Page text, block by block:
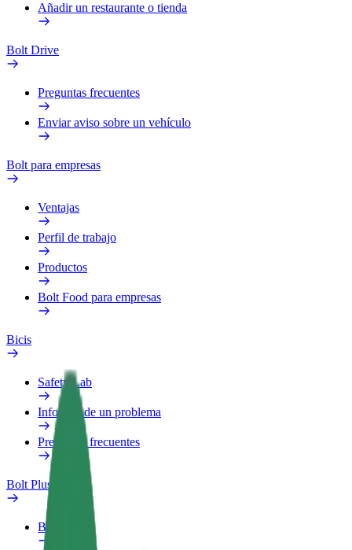
Añadir un restaurante o tienda
Bolt Drive
Preguntas frecuentes
Enviar aviso sobre un vehículo
Bolt para empresas
Ventajas
Perfil de trabajo
Productos
Bolt Food para empresas
Bicis
Safety Lab
Informar de un problema
Preguntas frecuentes
Bolt Plus
Beneficios